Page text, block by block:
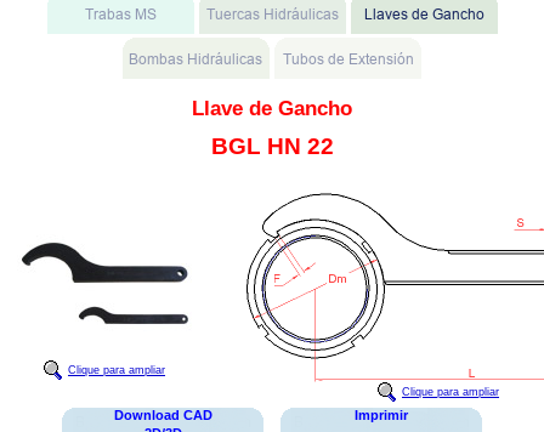
Llave de Gancho
BGL HN 22
Clique para ampliar
Clique para ampliar
Download CAD
Imprimir